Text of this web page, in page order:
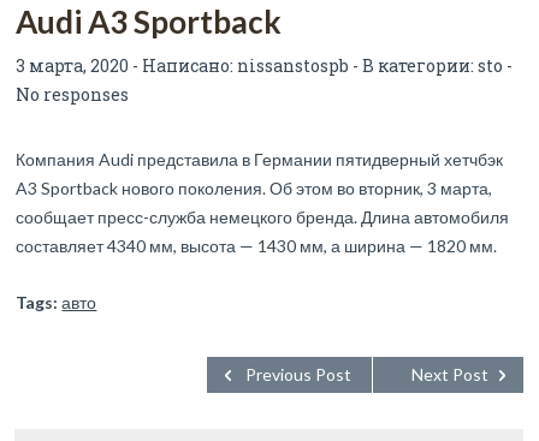
Audi A3 Sportback
3 марта, 2020 - Написано: nissanstospb - В категории:sto -
No responses
Компания Audi представила в Германии пятидверный хетчбэк
A3 Sportback нового поколения. Об этом во вторник, 3 марта,
сообщает пресс-служба немецкого бренда. Длина автомобиля
составляет 4340 мм, высота — 1430 мм, а ширина — 1820 мм.
Tags: авто
Next Post
Previous Post